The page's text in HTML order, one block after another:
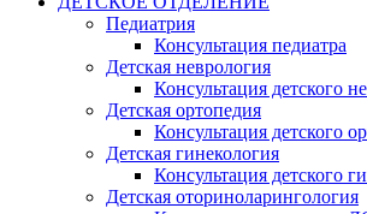
Педиатрия
Консультация педиатра
Детская неврология
Консультация детского
Детская ортопедия
Консультация детского
Детская гинекология
Консультация детского
Детская оториноларингология